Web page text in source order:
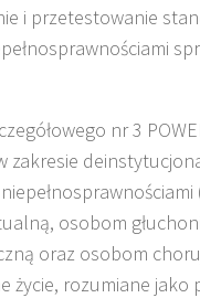
i przetestowanie
nr 3
osobom
oraz osobom
życie, rozumiane